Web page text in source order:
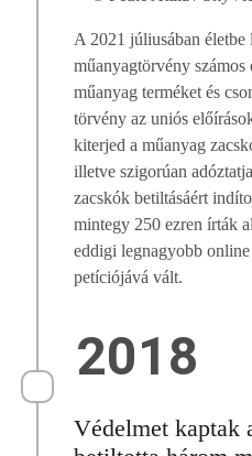
A 2021 júliusában életbe
műanyagtörvény számos
műanyag terméket és
törvény az uniós
kiterjed a műanyag
illetve szigorúan
zacskók betiltásáért
mintegy 250 ezren írták
eddigi legnagyobb
petíciójává vált.
2018
Védelmet kaptak